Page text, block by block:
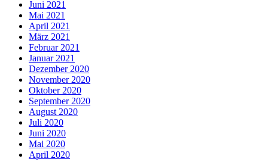
Juni 2021
Mai 2021
April 2021
März 2021
Februar 2021
Januar 2021
Dezember 2020
November 2020
Oktober 2020
September 2020
August 2020
Juli 2020
Juni 2020
Mai 2020
April 2020